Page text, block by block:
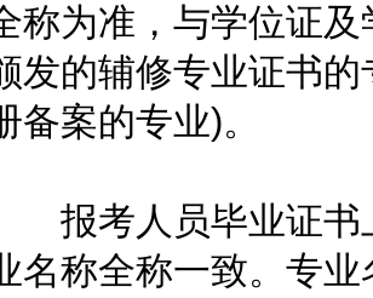
称为准，与学位证
发的辅修专业证书
备案的专业)。
报考人员毕业证书
名称全称一致。专业